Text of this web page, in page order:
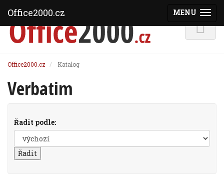
Office2000.cz Katalog
Verbatim
Řadit podle:
MENU
Office2000.cz